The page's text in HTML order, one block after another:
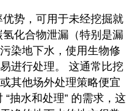
势，可用于未经挖掘就
化合物泄漏（特别是漏
染地下水，使用生物修
进行处理。 这通常比挖
其他场外处理策略便宜
抽水和处理” 的需求，这